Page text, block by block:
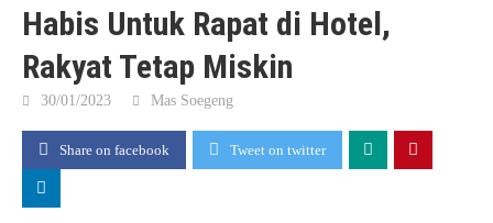
Habis Untuk Rapat di Hotel,
Rakyat Tetap Miskin
30/01/2023 Mas Soegeng
Share on facebook Tweet on twitter